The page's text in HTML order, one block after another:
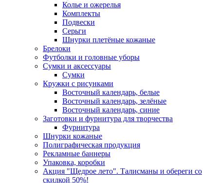
Колье и ожерелья
Комплекты
Подвески
Серьги
Шнурки плетёные кожаные
Брелоки
Футболки и головные уборы
Сумки и аксессуары
Сумки
Кружки с рисунками
Восточный календарь, белые
Восточный календарь, зелёные
Восточный календарь, синие
Заготовки и фурнитура для творчества
Фурнитура
Шнурки кожаные
Полиграфическая продукция
Рекламные баннеры
Упаковка, коробки
Акция "Щедрое лето". Талисманы и обереги со
скидкой 50%!